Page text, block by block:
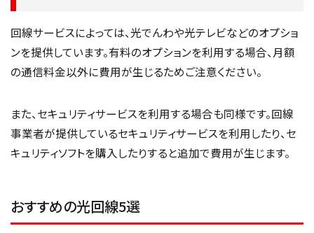
回線サービスによっては、光でんわや光テレビなどのオプショ
ンを提供しています。有料のオプションを利用する場合、月額
の通信料金以外に費用が生じるためご注意ください。
また、セキュリティサービスを利用する場合も同様です。回線
事業者が提供しているセキュリティサービスを利用したり、セ
キュリティソフトを購入したりすると追加で費用が生じます。
おすすめの光回線5選